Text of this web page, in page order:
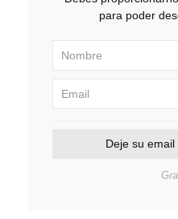
para poder
Deje su